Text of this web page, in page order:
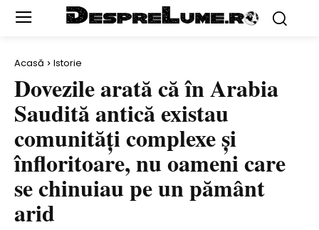
Acasă Istorie
Dovezile arată că în Arabia
Saudită antică existau
comunități complexe și
înfloritoare, nu oameni care
se chinuiau pe un pământ
arid